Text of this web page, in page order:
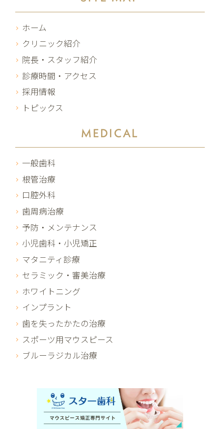
ホーム
クリニック紹介
院長・スタッフ紹介
診療時間・アクセス
採用情報
トピックス
MEDICAL
一般歯科
根管治療
口腔外科
歯周病治療
予防・メンテナンス
小児歯科・小児矯正
マタニティ診療
セラミック・審美治療
ホワイトニング
インプラント
歯を失ったかたの治療
スポーツ用マウスピース
ブルーラジカル治療